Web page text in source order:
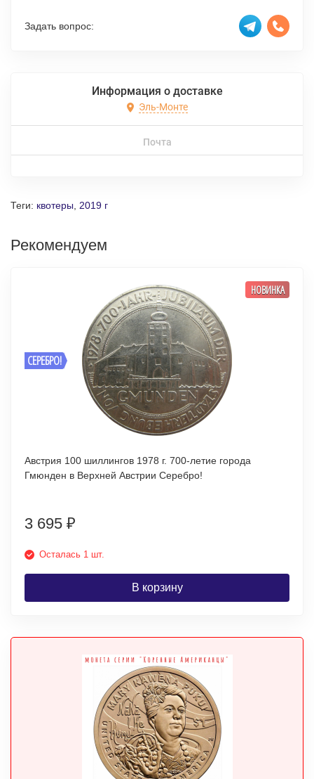
Задать вопрос:
Информация о доставке
Эль-Монте
Почта
Теги: квотеры 2019 г
Рекомендуем
СЕРЕБРО!
НОВИНКА
Австрия 100 шиллингов 1978 г. 700-летие города
Гмюнден в Верхней Австрии Серебро!
3 695 ₽
Осталась 1 шт.
В корзину